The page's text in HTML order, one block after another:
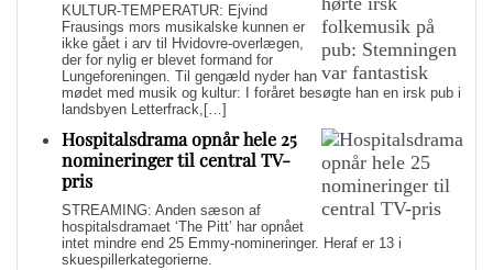
KULTUR-TEMPERATUR: Ejvind
Frausings mors musikalske kunnen er
ikke gået i arv til Hvidovre-overlægen,
der for nylig er blevet formand for
Lungeforeningen. Til gengæld nyder han
mødet med musik og kultur: I foråret besøgte han en irsk pub i
landsbyen Letterfrack,[…]
Hospitalsdrama opnår hele 25
nomineringer til central TV-
pris
STREAMING: Anden sæson af
hospitalsdramaet ‘The Pitt’ har opnået
intet mindre end 25 Emmy-nomineringer. Heraf er 13 i
skuespillerkategorierne.